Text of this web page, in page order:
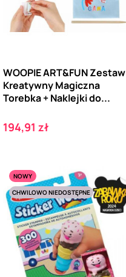
WOOPIE ART&FUN Zestaw
Kreatywny Magiczna
Torebka + Naklejki do...
Cena
194,91 zł
NOWY
CHWILOWO NIEDOSTĘPNE